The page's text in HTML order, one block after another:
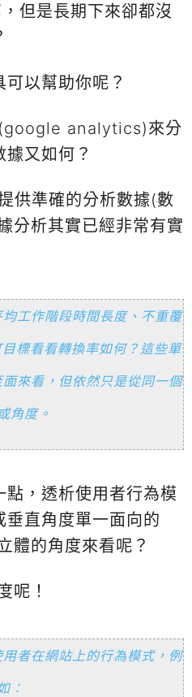
但是長期下來卻都沒
以幫助你呢？
analytics)來分
又如何？
供準確的分析數據(數
分析其實已經非常有實
工作階段時間長度、不重覆
標看看轉換率如何？這些單
來看，但依然只是從同一個
角度。
，透析使用者行為模
直角度單一面向的
體的角度來看呢？
呢！
者在網站上的行為模式，例
：